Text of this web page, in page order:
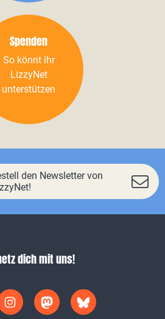
Spenden
So könnt ihr
LizzyNet
unterstützen
den Newsletter von
dich mit uns!